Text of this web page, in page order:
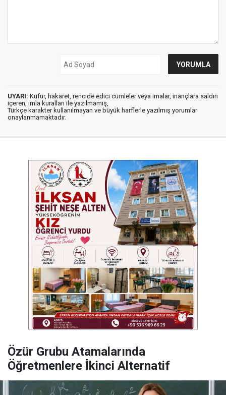
UYARI: Küfür, hakaret, rencide edici cümleler veya imalar, inançlara saldırı
içeren, imla kuralları ile yazılmamış,
Türkçe karakter kullanılmayan ve büyük harflerle yazılmış yorumlar
onaylanmamaktadır.
Özür Grubu Atamalarında
Öğretmenlere İkinci Alternatif